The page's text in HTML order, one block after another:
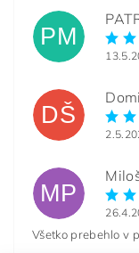
PM
DŠ
MP
Všetko prebehlo v